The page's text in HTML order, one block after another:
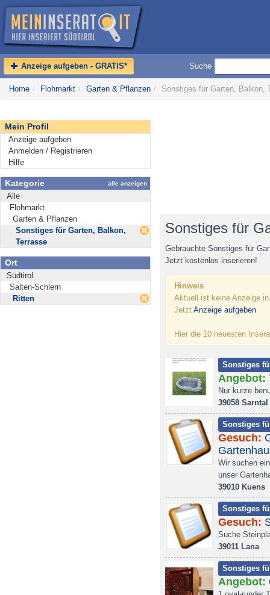
Anzeige aufgeben - GRATIS* Suche
Home / Flohmarkt / Garten & Pflanzen / Sonstiges für Garten, Balkon,
Mein Profil
Anzeige aufgeben
Anmelden / Registrieren
Hilfe
Kategorie alle anzeigen
Alle
Flohmarkt
Garten & Pflanzen
Sonstiges für Garten, Balkon,
Terrasse
Ort
Südtirol
Salten-Schlern
Ritten
Sonstiges für
Gebrauchte Sonstiges für
Jetzt kostenlos inserieren!
Hinweis
Aktuell ist keine Anzeige
Jetzt Anzeige aufgeben
Hier die 10 neuesten
Sonstiges
Angebot:
Nur kurze
39058 Sarntal
Sonstiges
Gesuch:
Wir suchen
unser
39010 Kuens
Sonstiges
Gesuch:
Suche
39011 Lana
Sonstiges
Angebot: